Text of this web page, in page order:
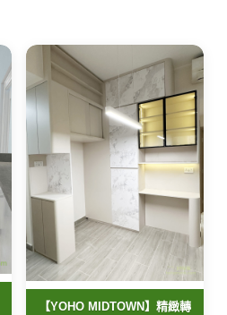
【YOHO MIDTOWN】精緻轉